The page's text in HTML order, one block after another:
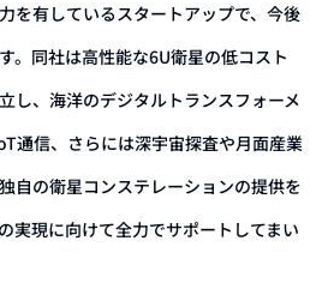
を有しているスタートアップで、今後
。同社は高性能な6U衛星の低コスト
し、海洋のデジタルトランスフォーメ
通信、さらには深宇宙探査や月面産業
自の衛星コンステレーションの提供を
実現に向けて全力でサポートしてまい